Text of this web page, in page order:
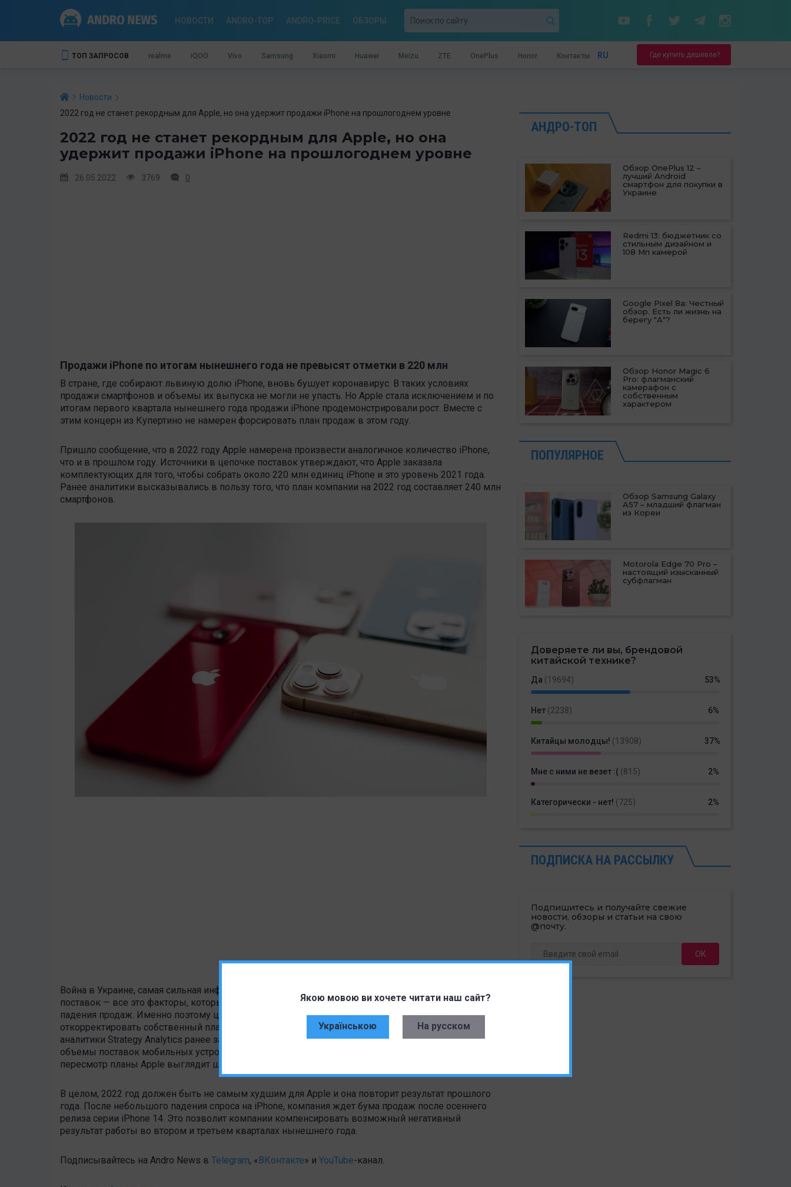
Якою мовою ви хочете читати наш сайт?
Українською На русском
НОВОСТИ ANDRO-TOP ANDRO-PRICE ОБЗОРЫ
ТОП ЗАПРОСОВ realme iQOO Vivo Samsung Xiaomi Huawei Meizu ZTE OnePlus Honor Контакты RU Где купить дешевле?
Новости
2022 год не станет рекордным для Apple, но она удержит продажи iPhone на прошлогоднем уровне
2022 год не станет рекордным для Apple, но она
удержит продажи iPhone на прошлогоднем уровне
26.05.2022 3769 0
Продажи iPhone по итогам нынешнего года не превысят отметки в 220 млн
В стране, где собирают львиную долю iPhone, вновь бушует коронавирус. В таких условиях
продажи смартфонов и объемы их выпуска не могли не упасть. Но Apple стала исключением и по
итогам первого квартала нынешнего года продажи iPhone продемонстрировали рост. Вместе с
этим концерн из Купертино не намерен форсировать план продаж в этом году.
Пришло сообщение, что в 2022 году Apple намерена произвести аналогичное количество iPhone,
что и в прошлом году. Источники в цепочке поставок утверждают, что Apple заказала
комплектующих для того, чтобы собрать около 220 млн единиц iPhone и это уровень 2021 года.
Ранее аналитики высказывались в пользу того, что план компании на 2022 год составляет 240 млн
смартфонов.
Война в Украине, самая сильная инфляция за последние десятилетия и проблемы в цепочке
поставок — все это факторы, которые негативно влияют на рынок и явно станут причинами
падения продаж. Именно поэтому целому ряду компаний, включая и Apple, пришлось
откорректировать собственный план производства в сторону уменьшения. Напомним, что
аналитики Strategy Analytics ранее заявили, что по итогам второго квартала нынешнего года
объемы поставок мобильных устройств сократятся на 2%. Это коснется всех компаний и
пересмотр планы Apple выглядит шагом логичным и предсказуемым.
В целом, 2022 год должен быть не самым худшим для Apple и она повторит результат прошлого
года. После небольшого падения спроса на iPhone, компания ждет бума продаж после осеннего
релиза серии iPhone 14. Это позволит компании компенсировать возможный негативный
результат работы во втором и третьем кварталах нынешнего года.
Подписывайтесь на Andro News в Telegram, «ВКонтакте» и YouTube-канал .
АНДРО-ТОП
Обзор OnePlus 12 –
лучший Android
смартфон для покупки в
Украине
Redmi 13: бюджетник со
стильным дизайном и
108 Мп камерой
Google Pixel 8a: Честный
обзор. Есть ли жизнь на
берегу "А"?
Обзор Honor Magic 6
Pro: флагманский
камерафон с
собственным
характером
ПОПУЛЯРНОЕ
Обзор Samsung Galaxy
A57 – младший флагман
из Кореи
Motorola Edge 70 Pro –
настоящий изысканный
субфлагман
Доверяете ли вы, брендовой
китайской технике?
Да (19694) 53%
Нет (2238) 6%
Китайцы молодцы! (13908) 37%
Мне с ними не везет :( (815) 2%
Категорически - нет! (725) 2%
ПОДПИСКА НА РАССЫЛКУ
Подпишитесь и получайте свежие
новости, обзоры и статьи на свою
@почту.
ОК